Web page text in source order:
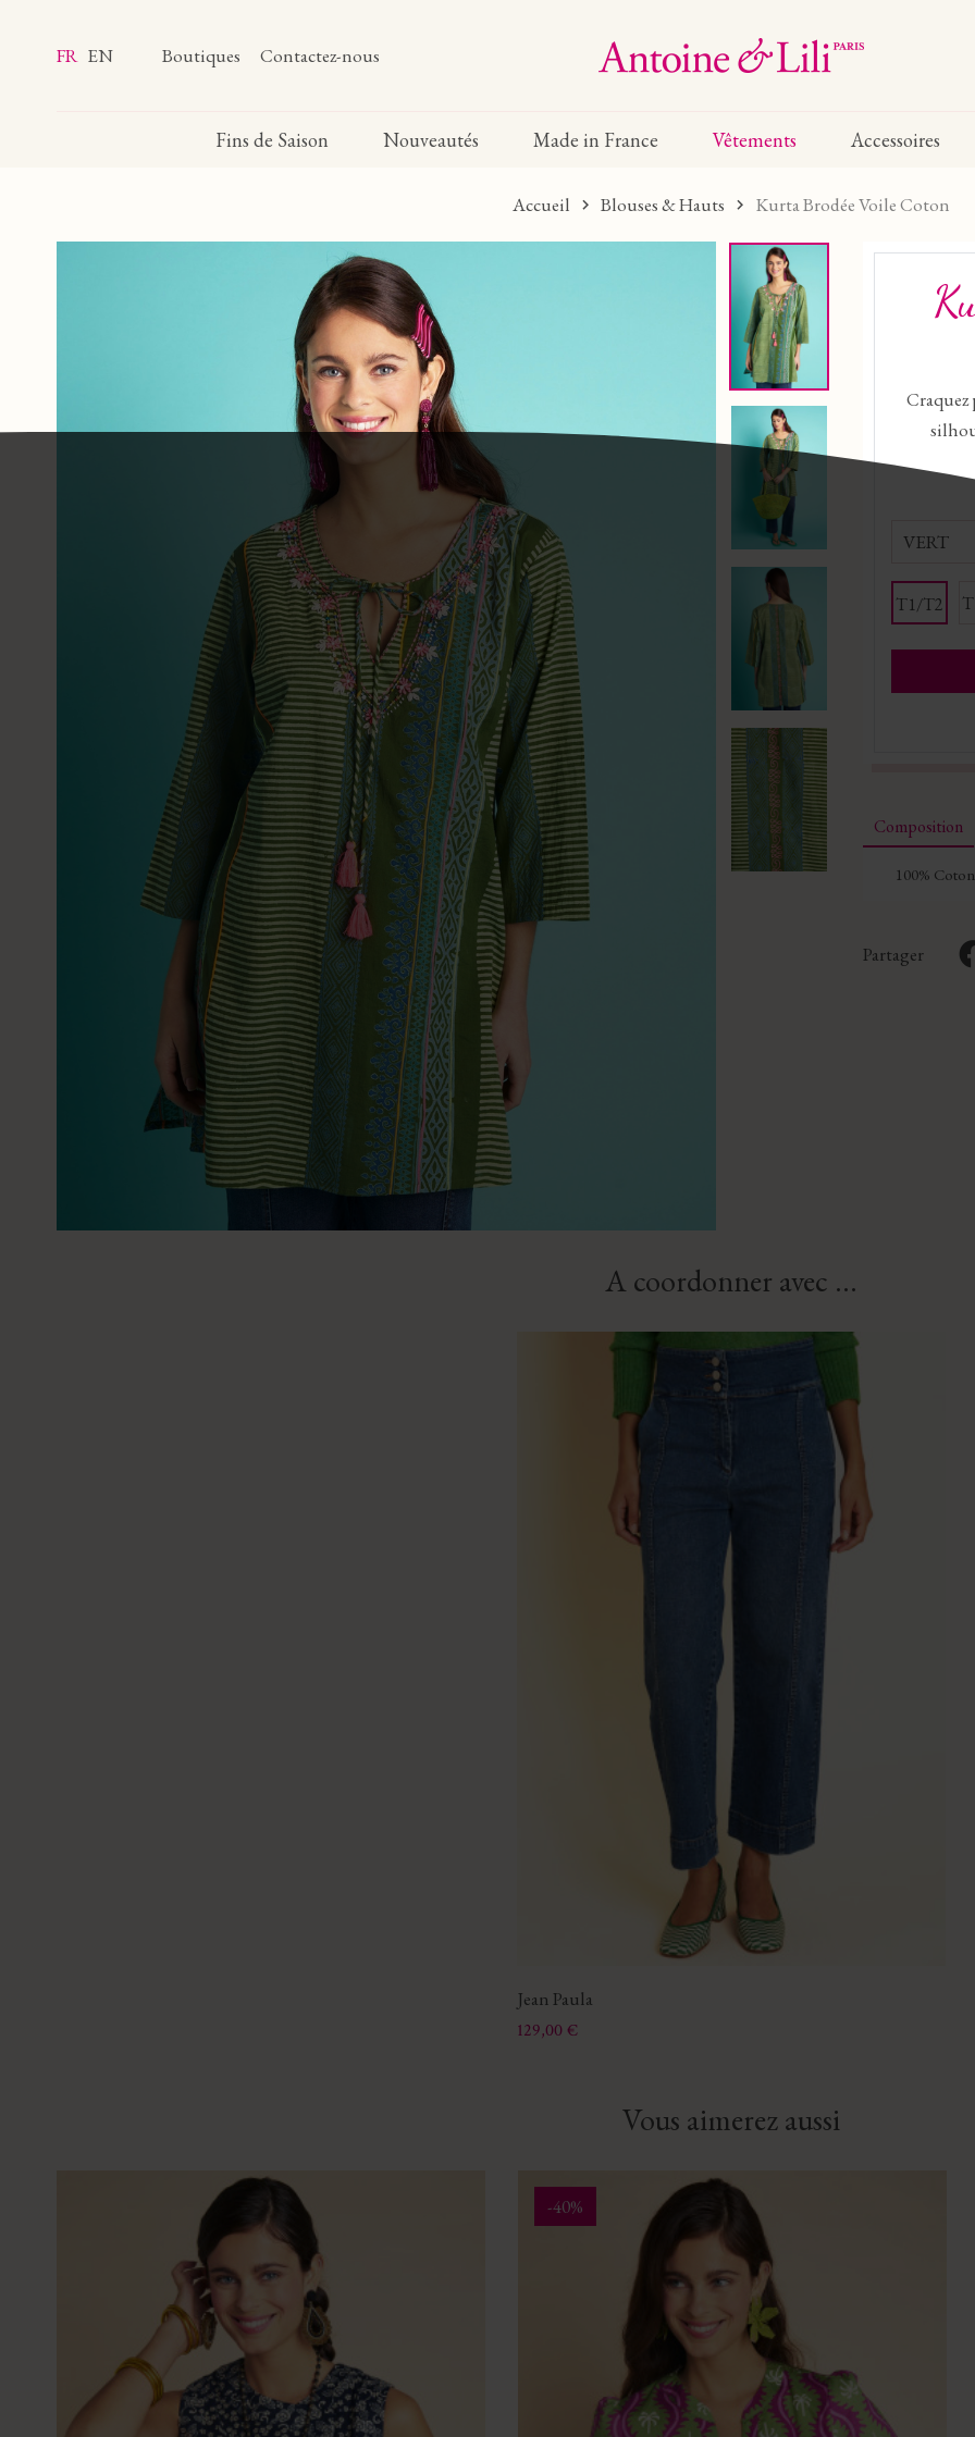
FR EN Boutiques Contactez-nous
Fins de Saison Nouveautés Made in France Vêtements Accessoires
Accueil Blouses & Hauts Kurta Brodée Voile Coton
VERT
T1/T2
Composition
100% Coton
Partager
A coordonner avec ...
Jean Paula
Prix
129,00 €
Vous aimerez aussi
-40%